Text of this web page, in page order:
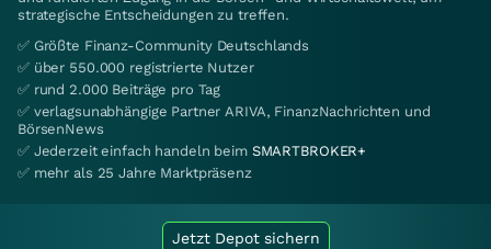
strategische Entscheidungen zu treffen.
✅ Größte Finanz-Community Deutschlands
✅ über 550.000 registrierte Nutzer
✅ rund 2.000 Beiträge pro Tag
✅ verlagsunabhängige Partner ARIVA, FinanzNachrichten und
BörsenNews
✅ Jederzeit einfach handeln beim SMARTBROKER+
✅ mehr als 25 Jahre Marktpräsenz
Jetzt Depot sichern